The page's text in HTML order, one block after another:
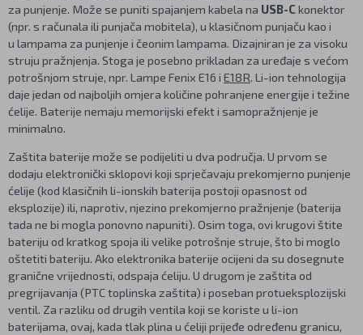
za punjenje. Može se puniti spajanjem kabela na USB-Ckonektor
(npr. s računala ili punjača mobitela), u klasičnom punjaču kao i
u lampama za punjenje i čeonim lampama. Dizajniran je za visoku
struju pražnjenja. Stoga je posebno prikladan za uređaje s većom
potrošnjom struje, npr. Lampe Fenix E16 i E18R. Li-ion tehnologija
daje jedan od najboljih omjera količine pohranjene energije i težine
ćelije. Baterije nemaju memorijski efekt i samopražnjenje je
minimalno.
Zaštita baterije može se podijeliti u dva područja. U prvom se
dodaju elektronički sklopovi koji sprječavaju prekomjerno punjenje
ćelije (kod klasičnih li-ionskih baterija postoji opasnost od
eksplozije) ili, naprotiv, njezino prekomjerno pražnjenje (baterija
tada ne bi mogla ponovno napuniti). Osim toga, ovi krugovi štite
bateriju od kratkog spoja ili velike potrošnje struje, što bi moglo
oštetiti bateriju. Ako elektronika baterije ocijeni da su dosegnute
granične vrijednosti, odspaja ćeliju. U drugom je zaštita od
pregrijavanja (PTC toplinska zaštita) i poseban protueksplozijski
ventil. Za razliku od drugih ventila koji se koriste u li-ion
baterijama, ovaj, kada tlak plina u ćeliji prijeđe određenu granicu,